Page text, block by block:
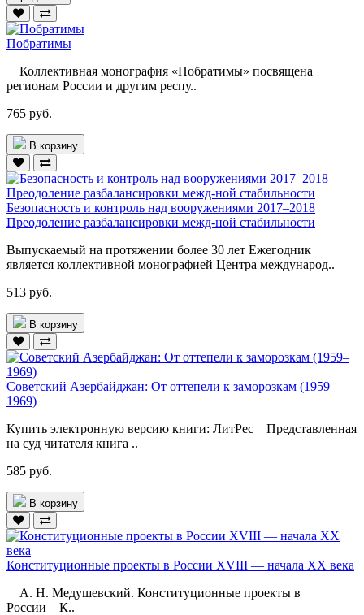
Побратимы
Коллективная монография «Побратимы» посвящена
регионам России и другим респу..
765 руб.
В корзину
Безопасность и контроль над вооружениями 2017–2018
Преодоление разбалансировки межд-ной стабильности
Выпускаемый на протяжении более 30 лет Ежегодник
является коллективной монографией Центра международ..
513 руб.
В корзину
Советский Азербайджан: От оттепели к заморозкам (1959–
1969)
Купить электронную версию книги: ЛитРес Представленная
на суд читателя книга ..
585 руб.
В корзину
Конституционные проекты в России ХVIII — начала ХХ века
А. Н. Медушевский. Конституционные проекты в
России К..